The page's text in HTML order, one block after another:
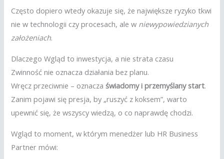
Często dopiero wtedy okazuje się, że największe ryzyko tkwi
nie w technologii czy procesach, ale w niewypowiedzianych
założeniach.
Dlaczego Wgląd to inwestycja, a nie strata czasu
Zwinność nie oznacza działania bez planu.
Wręcz przeciwnie – oznaczaświadomy i przemyślany start.
Zanim pojawi się presja, by „ruszyć z koksem”, warto
upewnić się, że wszyscy wiedzą, o co naprawdę chodzi.
Wgląd to moment, w którym menedżer lub HR Business
Partner mówi: